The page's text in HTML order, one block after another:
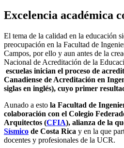
Excelencia académica
El tema de la calidad en la educación
preocupación en la Facultad de
Campos, por ello y aun antes de la
Nacional de Acreditación de la
escuelas inician el proceso de
Canadiense de Acreditación en
siglas en inglés), cuyo primer
Aunado a esto la Facultad de
colaboración con el Colegio
Arquitectos (CFIA), alianza de la
Sísmico de Costa Rica y en la que
docentes y profesionales de la UCR.